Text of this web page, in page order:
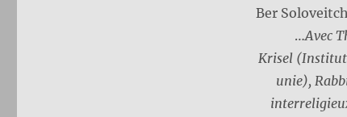
Ber
…Avec
Krisel (Institut
unie),